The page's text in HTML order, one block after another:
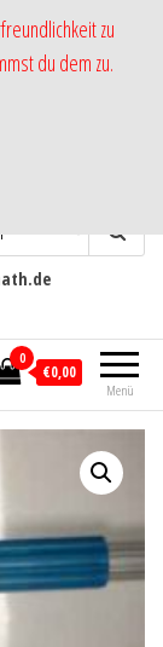
Pflege- und
Menü
0
€0,00
zu
du dem zu.